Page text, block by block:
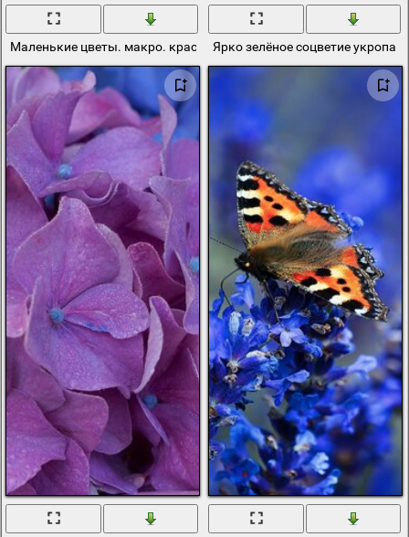
Маленькие цветы. макро. красное соцветиеЯрко зелёное соцветие укропа